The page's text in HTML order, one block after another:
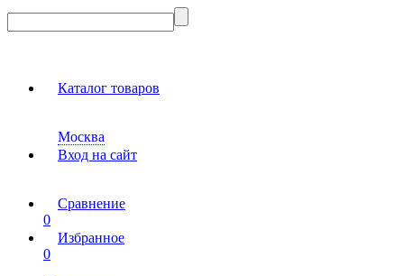
Каталог товаров
Москва
Вход на сайт
Сравнение
0
Избранное
0